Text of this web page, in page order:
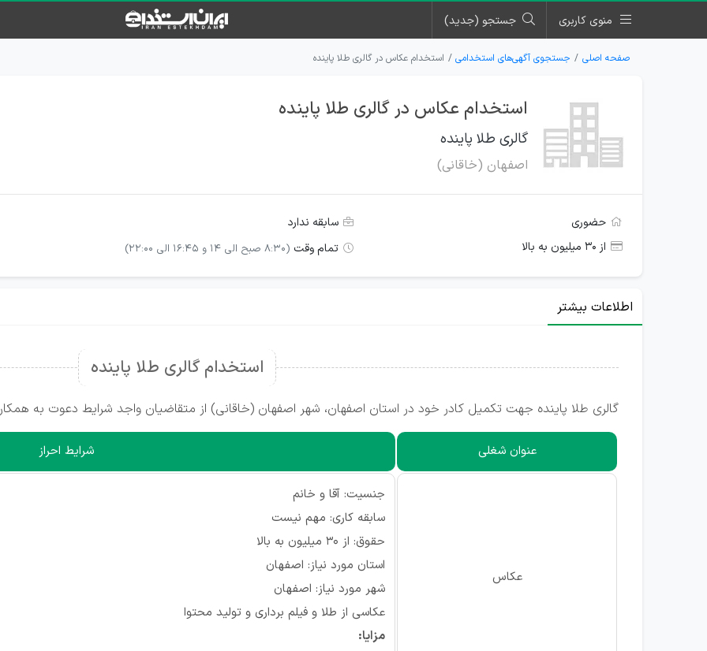
منوی کاربری جستجو (جدید)
صفحه اصلی جستجوی آگهی‌های استخدامی استخدام عکاس در گالری طلا پاینده
استخدام عکاس در گالری طلا پاینده
گالری طلا پاینده
اصفهان (خاقانی)
حضوری
سابقه ندارد
از ۳۰ میلیون به بالا
تمام وقت (8:30 صبح الی 14 و 16:45 الی 22:00)
اطلاعات بیشتر
استخدام گالری طلا پاینده
گالری طلا پاینده جهت تکمیل کادر خود در استان اصفهان، شهر اصفهان (خاقانی) از متقاضیان واجد شرایط دعوت به
عنوان شغلی شرایط احراز
عکاس
جنسیت: آقا و خانم
سابقه کاری: مهم نیست
حقوق: از ۳۰ میلیون به بالا
استان مورد نیاز: اصفهان
شهر مورد نیاز: اصفهان
عکاسی از طلا و فیلم برداری و تولید محتوا
مزایا: